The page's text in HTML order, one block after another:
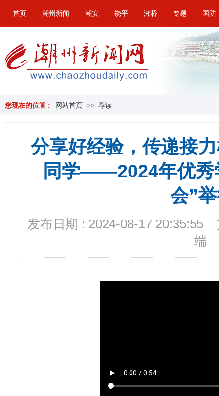
首页 潮州新闻 潮安 饶平 湘桥 专题 国防
您现在的位置 : 网站首页 >> 荐读
分享好经验，传递接
同学——2024年优秀
会”
发布日期 : 2024-08-17 20:35:55
端